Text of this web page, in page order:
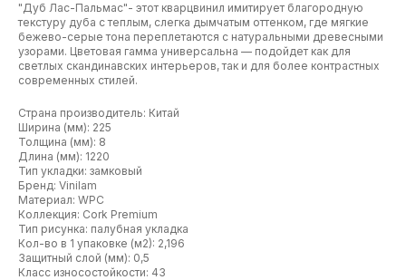
"Дуб Лас-Пальмас"- этот кварцвинил имитирует благородную
текстуру дуба с теплым, слегка дымчатым оттенком, где мягкие
бежево-серые тона переплетаются с натуральными древесными
узорами. Цветовая гамма универсальна — подойдет как для
светлых скандинавских интерьеров, так и для более контрастных
современных стилей.
Страна производитель: Китай
Ширина (мм): 225
Толщина (мм): 8
Длина (мм): 1220
Тип укладки: замковый
Бренд: Vinilam
Материал: WPC
Коллекция: Cork Premium
Тип рисунка: палубная укладка
Кол-во в 1 упаковке (м2): 2,196
Защитный слой (мм): 0,5
Класс износостойкости: 43